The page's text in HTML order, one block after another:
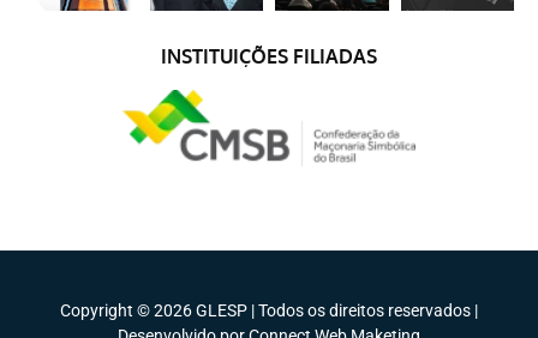
INSTITUIÇÕES FILIADAS
Copyright © 2026 GLESP | Todos os direitos reservados |